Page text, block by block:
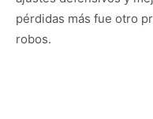
pérdidas más fue otro
robos.